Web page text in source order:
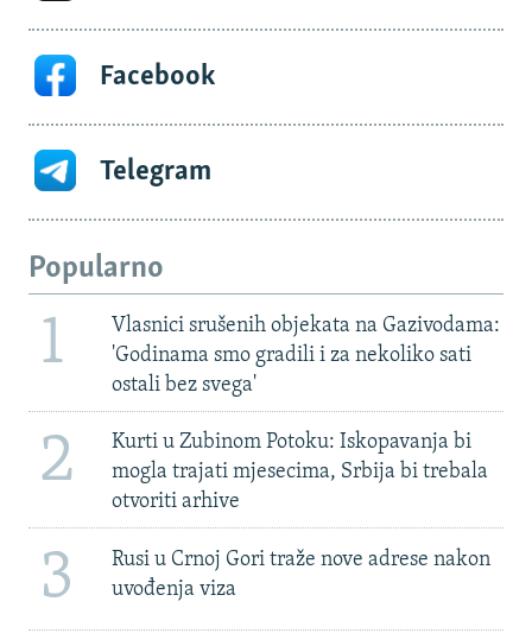
Facebook
Telegram
Popularno
1
Vlasnici srušenih objekata na Gazivodama:
'Godinama smo gradili i za nekoliko sati
ostali bez svega'
2
Kurti u Zubinom Potoku: Iskopavanja bi
mogla trajati mjesecima, Srbija bi trebala
otvoriti arhive
3
Rusi u Crnoj Gori traže nove adrese nakon
uvođenja viza